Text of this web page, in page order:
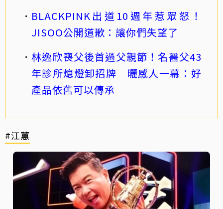
BLACKPINK出道10週年惹眾怒！
JISOO公開道歉：讓你們失望了
林逸欣喪父後首過父親節！名醫父43
年診所熄燈卸招牌 曬感人一幕：好
產品依舊可以傳承
#江蕙